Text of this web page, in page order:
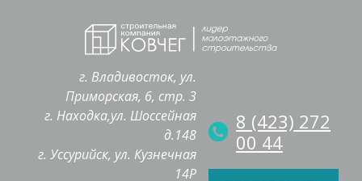
г. Владивосток, ул.
Приморская, 6, стр. 3
г. Находка,ул. Шоссейная
д.148
г. Уссурийск, ул. Кузнечная
14Р
8 (423) 272
00 44